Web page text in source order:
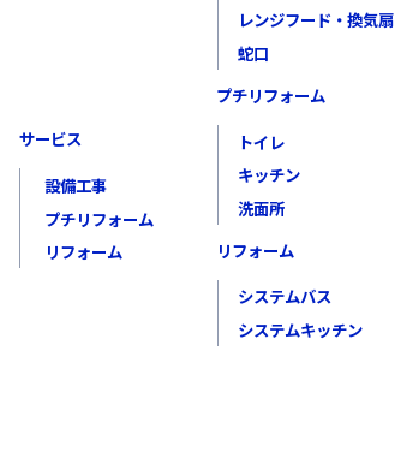
サービス
設備工事
プチリフォーム
リフォーム
レンジフード・換気扇
蛇口
プチリフォーム
トイレ
キッチン
洗面所
リフォーム
システムバス
システムキッチン